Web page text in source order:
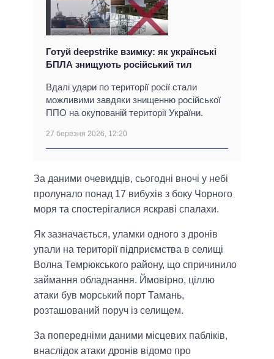
Готуй deepstrike взимку: як українські
БПЛА знищують російський тил
Вдалі удари по території росії стали
можливими завдяки знищенню російської
ППО на окупованій території України.
27 березня 2026, 12:20
За даними очевидців, сьогодні вночі у небі
пролунало понад 17 вибухів з боку Чорного
моря та спостерігалися яскраві спалахи.
Як зазначається, уламки одного з дронів
упали на території підприємства в селищі
Волна Темрюкського району, що спричинило
займання обладнання. Ймовірно, ціллю
атаки був морський порт Тамань,
розташований поруч із селищем.
За попередніми даними місцевих пабліків,
внаслідок атаки дронів відомо про